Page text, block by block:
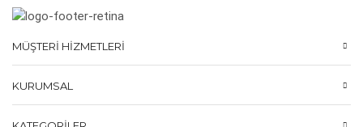
MÜŞTERI HIZMETLERI
KURUMSAL